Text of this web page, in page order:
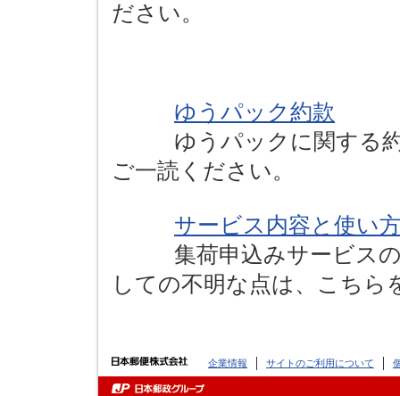
ださい。
ゆうパック約款
ゆうパックに関する約
ご一読ください。
サービス内容と使い
集荷申込みサービスの
しての不明な点は、こちら
企業情報 サイトのご利用について